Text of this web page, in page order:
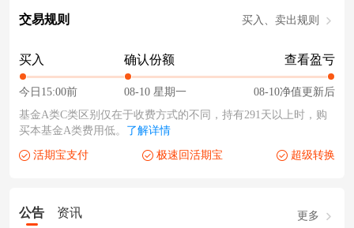
交易规则 买入、卖出规则
买入
今日15:00前
确认份额
08-10 星期一
查看盈亏
08-10净值更新后
基金A类C类区别仅在于收费方式的不同，持有291天以上时，购
买本基金A类费用低。 了解详情
活期宝支付 极速回活期宝 超级转换
公告 资讯 更多